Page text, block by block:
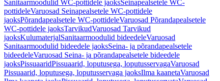
Sanitaarmoodulid WC-pottidele jaoksSeinapealsetele WC-
pottideleVaruosad Seinapealsetele WC-pottidele
jaoksPõrandapealsetele WC-pottideleVaruosad Põrandapealsetele
WC-pottidele jaoksTarvikudVaruosad Tarvikud
jaoksKulumaterjalSanitaarmoodulid bideedeleVaruosad
Sanitaarmoodulid bideedele jaoksSeina- ja põrandapealsetele
bideedeleVaruosad Seina- ja põrandapealsetele bideedele
jaoksPissuaaridPissuaarid, loputusega, loputusservagaVaruosad
Pissuaarid, loputusega, loputusservaga jaoksIlma kaanetaVaruosad